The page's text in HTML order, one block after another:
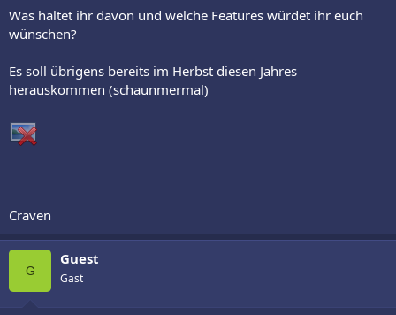
Was haltet ihr davon und welche Features würdet ihr euch
wünschen?
Es soll übrigens bereits im Herbst diesen Jahres
herauskommen (schaunmermal)
Craven
G
Guest
Gast